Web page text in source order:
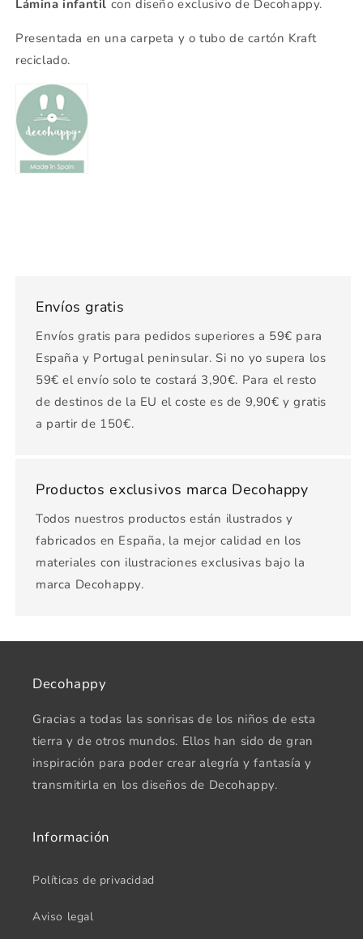
Lámina infantil con diseño exclusivo de Decohappy.
Presentada en una carpeta y o tubo de cartón Kraft
reciclado.
Envíos gratis
Envíos gratis para pedidos superiores a 59€ para
España y Portugal peninsular. Si no yo supera los
59€ el envío solo te costará 3,90€. Para el resto
de destinos de la EU el coste es de 9,90€ y gratis
a partir de 150€.
Productos exclusivos marca Decohappy
Todos nuestros productos están ilustrados y
fabricados en España, la mejor calidad en los
materiales con ilustraciones exclusivas bajo la
marca Decohappy.
Decohappy
Gracias a todas las sonrisas de los niños de esta
tierra y de otros mundos. Ellos han sido de gran
inspiración para poder crear alegría y fantasía y
transmitirla en los diseños de Decohappy.
Información
Políticas de privacidad
Aviso legal